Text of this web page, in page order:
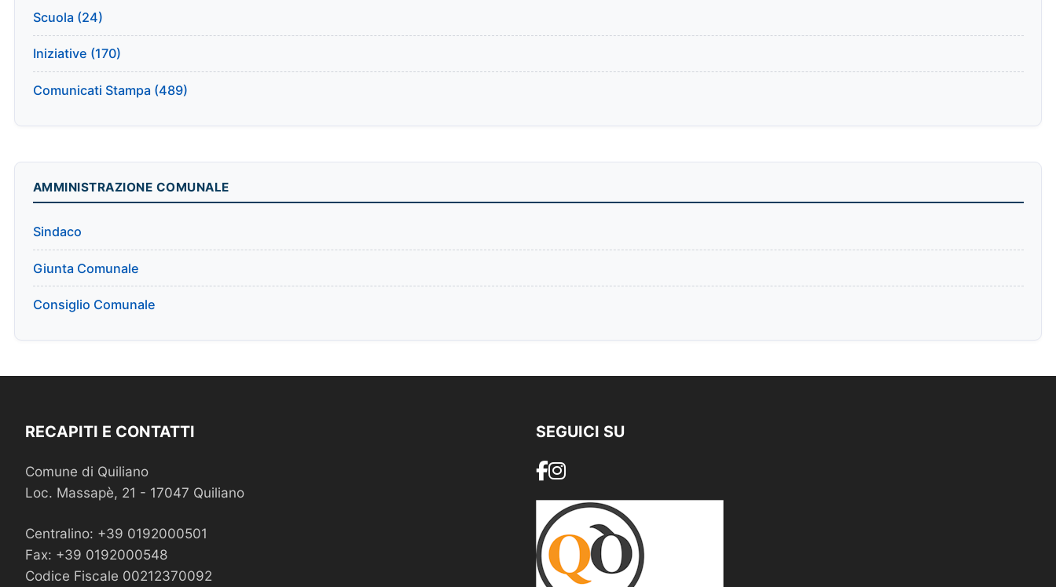
Scuola (24)
Iniziative (170)
Comunicati Stampa (489)
AMMINISTRAZIONE COMUNALE
Sindaco
Giunta Comunale
Consiglio Comunale
RECAPITI E CONTATTI
Comune di Quiliano
Loc. Massapè, 21 - 17047 Quiliano
Centralino: +39 0192000501
Fax: +39 0192000548
Codice Fiscale 00212370092
SEGUICI SU